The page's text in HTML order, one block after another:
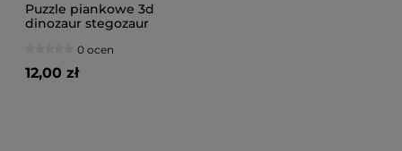
Puzzle piankowe 3d
dinozaur stegozaur
0 ocen
12,00 zł